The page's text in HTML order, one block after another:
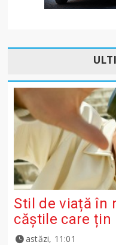
Stil de viață în
căștile care țin
astăzi, 11:01